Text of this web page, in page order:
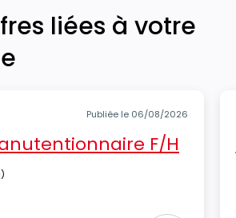
liées à votre
Publiée le 06/08/2026
F/H